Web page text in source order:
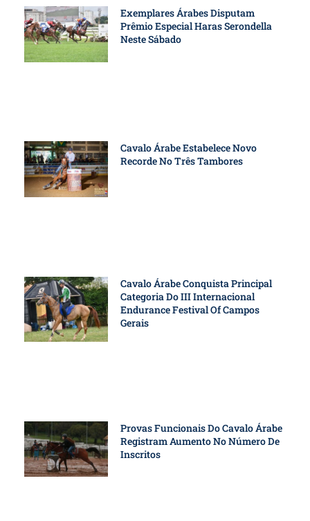
Exemplares Árabes Disputam
Prêmio Especial Haras Serondella
Neste Sábado
Cavalo Árabe Estabelece Novo
Recorde No Três Tambores
Cavalo Árabe Conquista Principal
Categoria Do III Internacional
Endurance Festival Of Campos
Gerais
Provas Funcionais Do Cavalo Árabe
Registram Aumento No Número De
Inscritos